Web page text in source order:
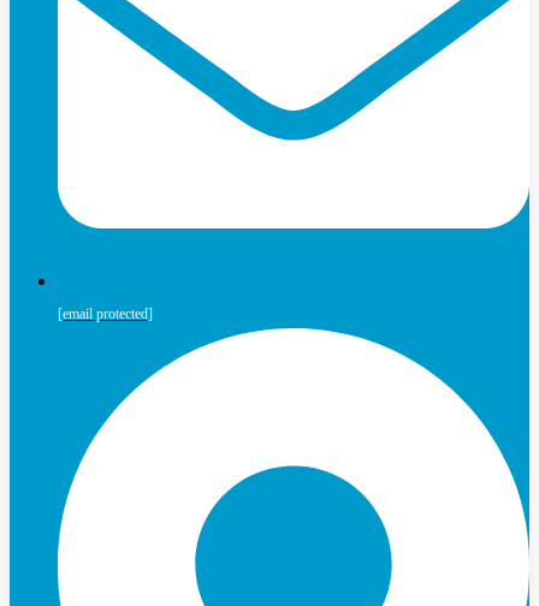
[email protected]